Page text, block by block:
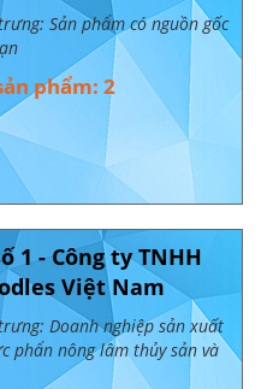
Sản phẩm có nguồn gốc
phẩm: 2
1 - Công ty TNHH
Việt Nam
Doanh nghiệp sản xuất
phẩn nông lâm thủy sản và